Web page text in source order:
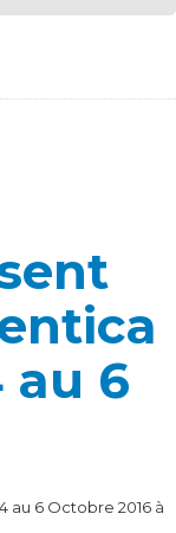
au 6
au 6 Octobre 2016 à